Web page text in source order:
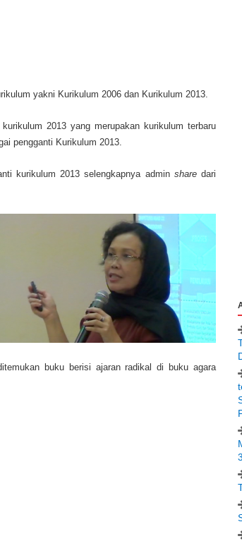
yakni Kurikulum 2006 dan Kurikulum 2013.
2013 yang merupakan kurikulum terbaru
pengganti Kurikulum 2013.
kurikulum 2013 selengkapnya admin sharedari
buku berisi ajaran radikal di buku agara